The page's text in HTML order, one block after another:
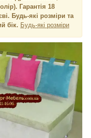
Гарантія 18
Будь-які розміри та
бік. Будь-які розміри